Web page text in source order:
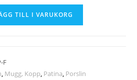
TILL I VARUKORG
F
, Mugg, Kopp, Patina, Porslin